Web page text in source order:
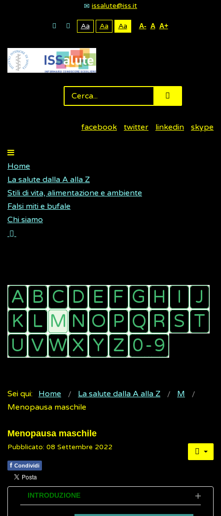
issalute@iss.it
Aa Aa Aa A- A A+
facebook twitter linkedin skype
Home
La salute dalla A alla Z
Stili di vita, alimentazione e ambiente
Falsi miti e bufale
Chi siamo
Sei qui: Home La salute dalla A alla Z
M
Menopausa maschile
Menopausa maschile
Pubblicato: 08 Settembre 2022
f Condividi
INTRODUZIONE